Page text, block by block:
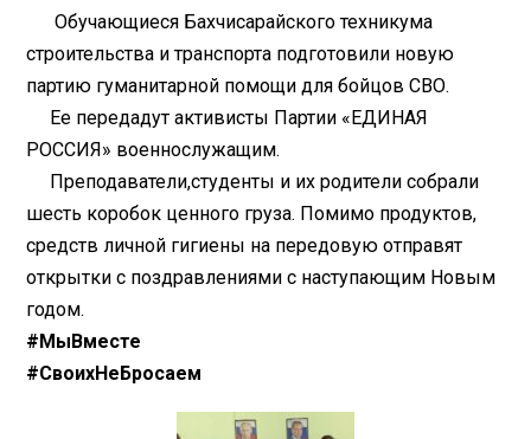
Обучающиеся Бахчисарайского техникума
строительства и транспорта подготовили новую
партию гуманитарной помощи для бойцов СВО.
Ее передадут активисты Партии «ЕДИНАЯ
РОССИЯ» военнослужащим.
Преподаватели,студенты и их родители собрали
шесть коробок ценного груза. Помимо продуктов,
средств личной гигиены на передовую отправят
открытки с поздравлениями с наступающим Новым
годом.
#МыВместе
#СвоихНеБросаем